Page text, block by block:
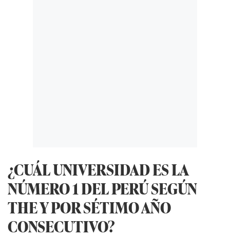
¿CUÁL UNIVERSIDAD ES LA
NÚMERO 1 DEL PERÚ SEGÚN
THE Y POR SÉTIMO AÑO
CONSECUTIVO?